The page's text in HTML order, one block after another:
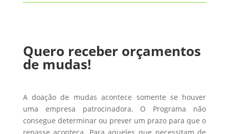
Quero receber orçamentos
de mudas!
A doação de mudas acontece somente se houver
uma empresa patrocinadora. O Programa não
consegue determinar ou prever um prazo para que o